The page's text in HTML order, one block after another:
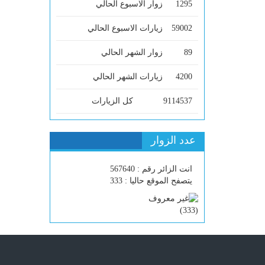
1295 زوار الاسبوع الحالي
59002 زيارات الاسبوع الحالي
89 زوار الشهر الحالي
4200 زيارات الشهر الحالي
9114537 كل الزيارات
عدد الزوار
انت الزائر رقم : 567640
يتصفح الموقع حاليا : 333
(
333
)